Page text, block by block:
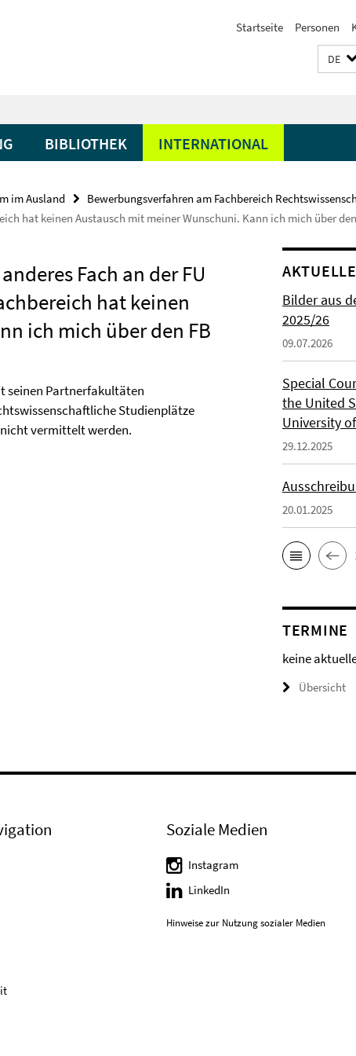
Startseite Personen
DE
BIBLIOTHEK INTERNATIONAL
im Ausland Bewerbungsverfahren am Fachbereich
hat keinen Austausch mit meiner Wunschuni. Kann ich mich über
Fach an der FU
hat keinen
ich mich über den FB
seinen Partnerfakultäten
Studienplätze
vermittelt werden.
Bilder aus
2025/26
09.07.2026
Special
the United
University
29.12.2025
20.01.2025
TERMINE
keine
Übersicht
Soziale Medien
Instagram
LinkedIn
Hinweise zur Nutzung sozialer Medien